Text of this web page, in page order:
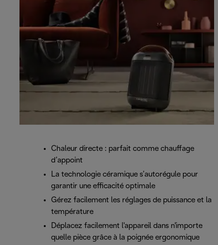
Chaleur directe : parfait comme chauffage
d’appoint
La technologie céramique s’autorégule pour
garantir une efficacité optimale
Gérez facilement les réglages de puissance et la
température
Déplacez facilement l'appareil dans n'importe
quelle pièce grâce à la poignée ergonomique